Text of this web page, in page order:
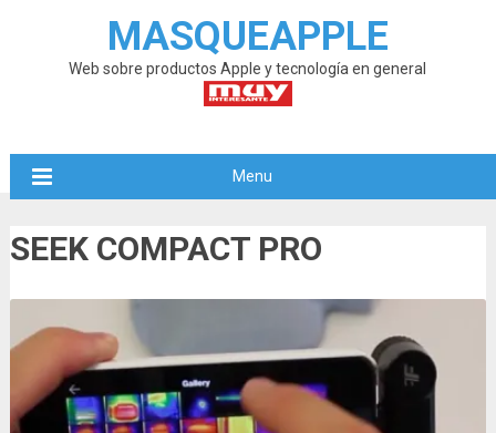
MASQUEAPPLE
Web sobre productos Apple y tecnología en general
Menu
SEEK COMPACT PRO